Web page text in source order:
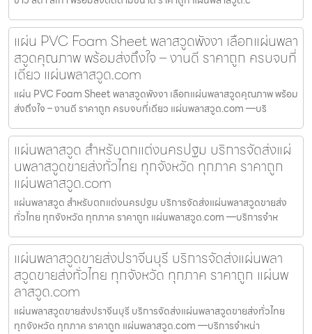
แผ่น PVC Foam Sheet พลาสวูดพังงา เลือกแผ่นพลา
สวูดคุณภาพ พร้อมส่งถึงใจ – งานดี ราคาถูก ครบจบที่
เดียว แผ่นพลาสวูด.com
แผ่น PVC Foam Sheet พลาสวูดพังงา เลือกแผ่นพลาสวูดคุณภาพ พร้อม
ส่งถึงใจ – งานดี ราคาถูก ครบจบที่เดียว แผ่นพลาสวูด.com —บริ
แผ่นพลาสวูด สำหรับตกแต่งนครปฐม บริการจัดส่งแผ่
นพลาสวูดขายส่งทั่วไทย ทุกจังหวัด ทุกภาค ราคาถูก
แผ่นพลาสวูด.com
แผ่นพลาสวูด สำหรับตกแต่งนครปฐม บริการจัดส่งแผ่นพลาสวูดขายส่ง
ทั่วไทย ทุกจังหวัด ทุกภาค ราคาถูก แผ่นพลาสวูด.com —บริการจำห
แผ่นพลาสวูดขายส่งปราจีนบุรี บริการจัดส่งแผ่นพลา
สวูดขายส่งทั่วไทย ทุกจังหวัด ทุกภาค ราคาถูก แผ่นพ
ลาสวูด.com
แผ่นพลาสวูดขายส่งปราจีนบุรี บริการจัดส่งแผ่นพลาสวูดขายส่งทั่วไทย
ทุกจังหวัด ทุกภาค ราคาถูก แผ่นพลาสวูด.com —บริการจำหน่า